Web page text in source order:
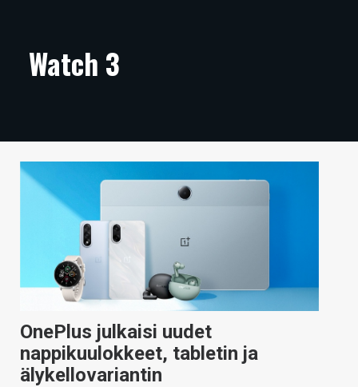
ARTIKKELIT
TECHBBS
TIETOA
VAIHDA TEEMA
HAKU
Watch 3
OnePlus julkaisi uudet
nappikuulokkeet, tabletin ja
älykellovariantin